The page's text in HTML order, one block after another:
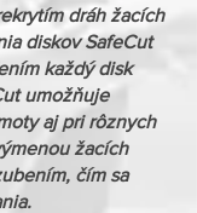
dráh žacích
diskov SafeCut
každý disk
umožňuje
aj pri rôznych
žacích
čím sa